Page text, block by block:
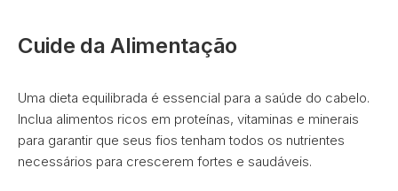
Cuide da Alimentação
Uma dieta equilibrada é essencial para a saúde do cabelo.
Inclua alimentos ricos em proteínas, vitaminas e minerais
para garantir que seus fios tenham todos os nutrientes
necessários para crescerem fortes e saudáveis.